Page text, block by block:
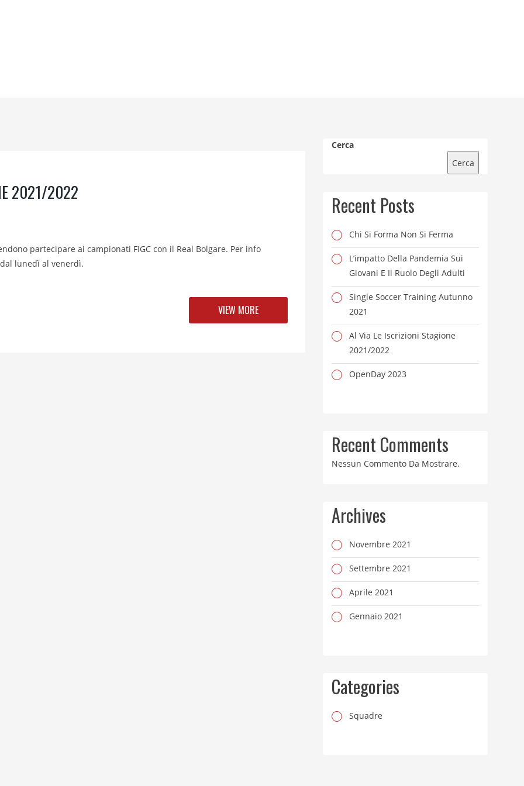
2021/2022
partecipare ai campionati FIGC con il Real Bolgare. Per info
lunedì al venerdì.
VIEW MORE
Cerca
Cerca
Recent Posts
Chi Si Forma Non Si Ferma
L’impatto Della Pandemia Sui
Giovani E Il Ruolo Degli Adulti
Single Soccer Training Autunno
2021
Al Via Le Iscrizioni Stagione
2021/2022
OpenDay 2023
Recent Comments
Nessun Commento Da Mostrare.
Archives
Novembre 2021
Settembre 2021
Aprile 2021
Gennaio 2021
Categories
Squadre